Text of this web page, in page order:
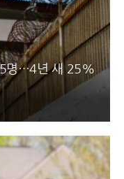
명…4년 새 25%